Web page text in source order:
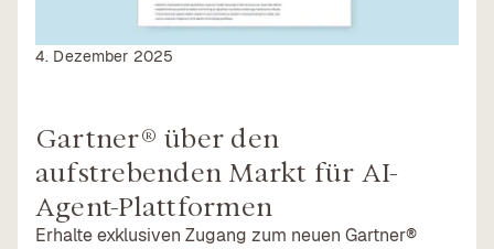
4. Dezember 2025
Gartner® über den
aufstrebenden Markt für AI-
Agent-Plattformen
Erhalte exklusiven Zugang zum neuen Gartner®